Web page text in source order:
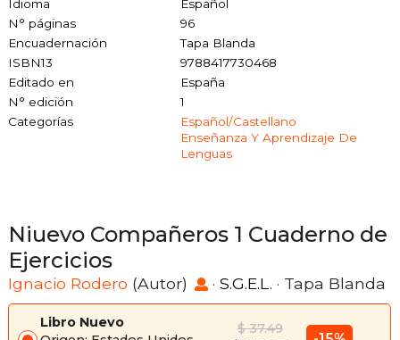
Idioma
Español
N° páginas
96
Encuadernación
Tapa Blanda
ISBN13
9788417730468
Editado en
España
N° edición
1
Categorías
Español/castellano
Enseñanza Y Aprendizaje De
Lenguas
Niuevo Compañeros 1 Cuaderno de
Ejercicios
Ignacio Rodero (Autor) · S.G.E.L. · Tapa Blanda
Libro Nuevo
$ 37.49